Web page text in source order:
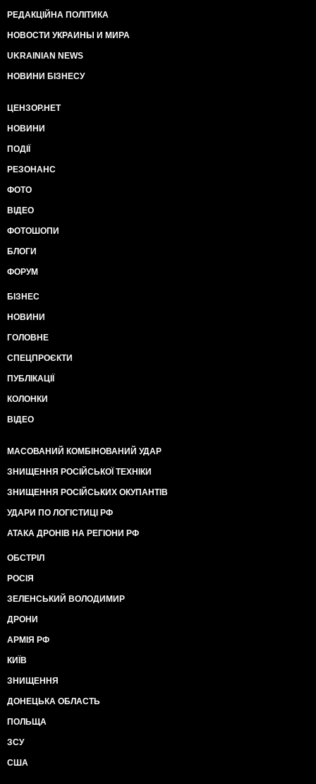
РЕДАКЦІЙНА ПОЛІТИКА
НОВОСТИ УКРАИНЫ И МИРА
UKRAINIAN NEWS
НОВИНИ БІЗНЕСУ
ЦЕНЗОР.НЕТ
НОВИНИ
ПОДІЇ
РЕЗОНАНС
ФОТО
ВІДЕО
ФОТОШОПИ
БЛОГИ
ФОРУМ
БІЗНЕС
НОВИНИ
ГОЛОВНЕ
СПЕЦПРОЄКТИ
ПУБЛІКАЦІЇ
КОЛОНКИ
ВІДЕО
МАСОВАНИЙ КОМБІНОВАНИЙ УДАР
ЗНИЩЕННЯ РОСІЙСЬКОЇ ТЕХНІКИ
ЗНИЩЕННЯ РОСІЙСЬКИХ ОКУПАНТІВ
УДАРИ ПО ЛОГІСТИЦІ РФ
АТАКА ДРОНІВ НА РЕГІОНИ РФ
ОБСТРІЛ
РОСІЯ
ЗЕЛЕНСЬКИЙ ВОЛОДИМИР
ДРОНИ
АРМІЯ РФ
КИЇВ
ЗНИЩЕННЯ
ДОНЕЦЬКА ОБЛАСТЬ
ПОЛЬЩА
ЗСУ
США